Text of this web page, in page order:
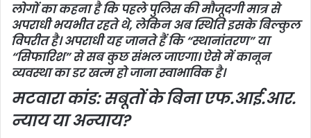
लोगों का कहना है कि पहले पुलिस की मौजूदगी मात्र से
अपराधी भयभीत रहते थे, लेकिन अब स्थिति इसके बिल्कुल
विपरीत है। अपराधी यह जानते हैं कि “स्थानांतरण” या
“सिफारिश” से सब कुछ संभल जाएगा। ऐसे में कानून
व्यवस्था का डर खत्म हो जाना स्वाभाविक है।
मटवारा कांड: सबूतों के बिना एफ.आई.आर.
न्याय या अन्याय?